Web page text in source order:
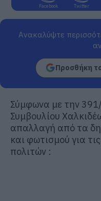
Facebook Twitter
Ανακαλύψτε
Προσθήκη
Σύμφωνα με την
Συμβουλίου
απαλλαγή από τα
και φωτισμού για
πολιτών :